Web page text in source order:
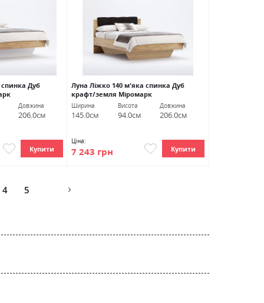
спинка Дуб
Довжина
206.0см
Купити
Луна Ліжко 140 м'яка спинка Дуб
крафт/земля Міромарк
Ширина
145.0см
Висота
94.0см
Довжина
206.0см
Ціна:
7 243 грн Купити
4 5